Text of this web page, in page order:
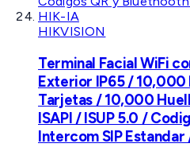
HIKVISION
Terminal Facial WiFi
Exterior IP65 /
Tarjetas / 10,000
ISAPI / ISUP 5.0 /
Intercom SIP Estandar